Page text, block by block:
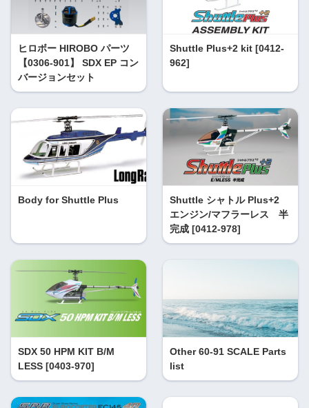
ヒロボー HIROBO パーツ
【0306-901】 SDX EP コン
バージョンセット
Shuttle Plus+2 kit [0412-
962]
Body for Shuttle Plus
Shuttle シャトル Plus+2
エンジン/マフラーレス 半
完成 [0412-978]
SDX 50 HPM KIT B/M
LESS [0403-970]
Other 60-91 SCALE Parts
list